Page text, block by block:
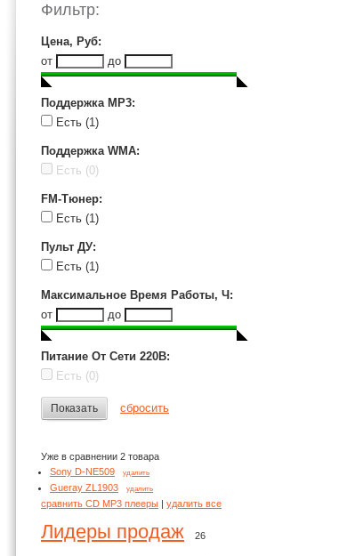
RioVolt (1)
Sony (28)
TDK (1)
Toshiba (3)
Vitek (3)
Фильтр:
Цена, Руб:
от
до
Поддержка MP3:
Есть (1)
Поддержка WMA:
Есть (0)
FM-Тюнер:
Есть (1)
Пульт ДУ:
Есть (1)
Максимальное Время Работы, Ч :
от
до
Питание От Сети 220В:
Есть (0)
Показать сбросить
Уже в сравнении 2 товара
Sony D-NE509
удалить
Gueray ZL1903 удалить
сравнить CD MP3 плееры | удалить все
Лидеры продаж 26